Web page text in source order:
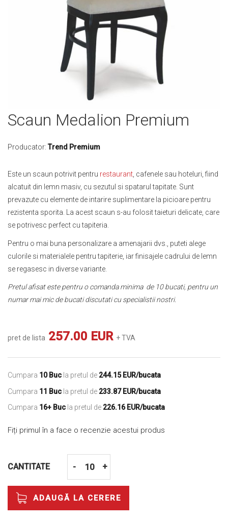
Scaun Medalion Premium
Producator: Trend Premium
Este un scaun potrivit pentru restaurant , cafenele sau hoteluri, fiind
alcatuit din lemn masiv, cu sezutul si spatarul tapitate. Sunt
prevazute cu elemente de intarire suplimentare la picioare pentru
rezistenta sporita . La acest scaun s-au folosit taieturi delicate, care
se potrivesc perfect cu tapiteria.
Pentru o mai buna personalizare a amenajarii dvs., puteti alege
culorile si materialele pentru tapiterie, iar finisajele cadrului de lemn
se regasesc in diverse variante.
Pretul afisat este pentru o comanda minima de 10 bucati, pentru un
numar mai mic de bucati discutati cu specialistii nostri.
pret de lista 257.00 EUR + TVA
Cumpara 10 Buc la pretul de 244.15 EUR/bucata
Cumpara 11 Buc la pretul de 233.87 EUR/bucata
Cumpara 16+ Buc la pretul de 226.16 EUR/bucata
Fiți primul în a face o recenzie acestui produs
CANTITATE - +
ADAUGĂ LA CERERE
Skip
to
beginning
images
gallery